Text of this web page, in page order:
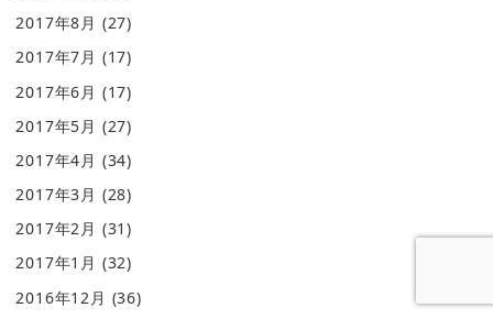
2017年8月 (27)
2017年7月 (17)
2017年6月 (17)
2017年5月 (27)
2017年4月 (34)
2017年3月 (28)
2017年2月 (31)
2017年1月 (32)
2016年12月 (36)